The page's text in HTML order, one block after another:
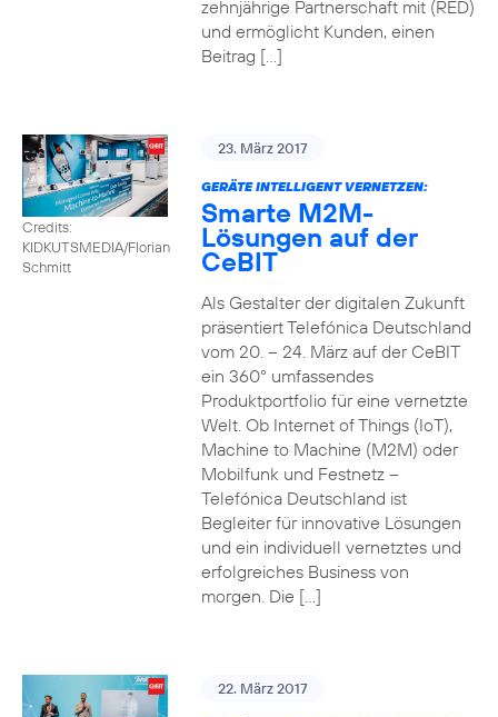
zehnjährige Partnerschaft mit (RED)
und ermöglicht Kunden, einen
Beitrag […]
Credits:
KIDKUTSMEDIA/Florian
Schmitt
23. März 2017
GERÄTE INTELLIGENT VERNETZEN:
Smarte M2M-
Lösungen auf der
CeBIT
Als Gestalter der digitalen Zukunft
präsentiert Telefónica Deutschland
vom 20. – 24. März auf der CeBIT
ein 360° umfassendes
Produktportfolio für eine vernetzte
Welt. Ob Internet of Things (IoT),
Machine to Machine (M2M) oder
Mobilfunk und Festnetz –
Telefónica Deutschland ist
Begleiter für innovative Lösungen
und ein individuell vernetztes und
erfolgreiches Business von
morgen. Die […]
22. März 2017